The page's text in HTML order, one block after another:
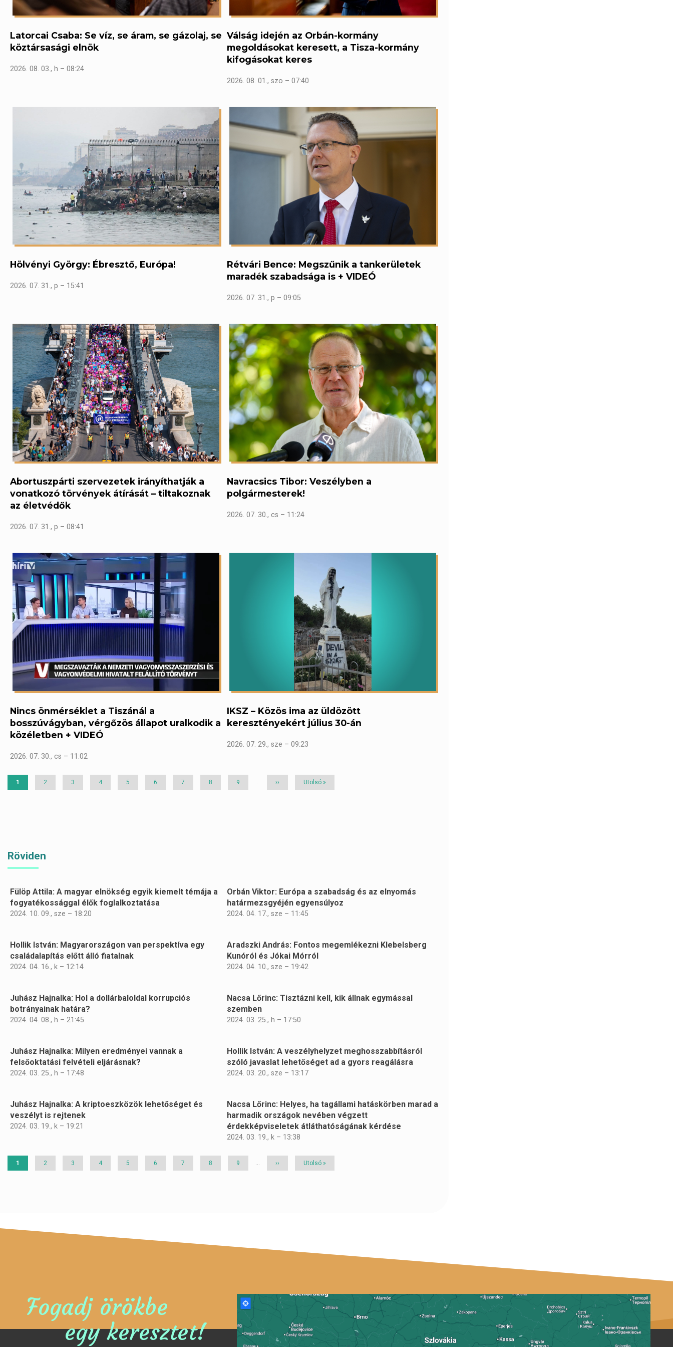
Latorcai Csaba: Se víz, se áram, se gázolaj, se
köztársasági elnök
2026. 08. 03., h – 08:24
Válság idején az Orbán-kormány
megoldásokat keresett, a Tisza-kormány
kifogásokat keres
2026. 08. 01., szo – 07:40
Hölvényi György: Ébresztő, Európa!
2026. 07. 31., p – 15:41
Rétvári Bence: Megszűnik a tankerületek
maradék szabadsága is + VIDEÓ
2026. 07. 31., p – 09:05
Abortuszpárti szervezetek irányíthatják a
vonatkozó törvények átírását – tiltakoznak
az életvédők
2026. 07. 31., p – 08:41
Navracsics Tibor: Veszélyben a
polgármesterek!
2026. 07. 30., cs – 11:24
Nincs önmérséklet a Tiszánál a
bosszúvágyban, vérgőzös állapot uralkodik a
közéletben + VIDEÓ
2026. 07. 30., cs – 11:02
IKSZ – Közös ima az üldözött
keresztényekért július 30-án
2026. 07. 29., sze – 09:23
Jelenlegi
1 Page
2 Page
3 Page
4 Page
5 Page
6 Page
7 Page
8 Page
9
Következő
››
Utolsó
Utolsó »
Röviden
Fülöp Attila: A magyar elnökség egyik kiemelt témája a
fogyatékossággal élők foglalkoztatása
2024. 10. 09., sze – 18:20
Orbán Viktor: Európa a szabadság és az elnyomás
határmezsgyéjén egyensúlyoz
2024. 04. 17., sze – 11:45
Hollik István: Magyarországon van perspektíva egy
családalapítás előtt álló fiatalnak
2024. 04. 16., k – 12:14
Aradszki András: Fontos megemlékezni Klebelsberg
Kunóról és Jókai Mórról
2024. 04. 10., sze – 19:42
Juhász Hajnalka: Hol a dollárbaloldal korrupciós
botrányainak határa?
2024. 04. 08., h – 21:45
Nacsa Lőrinc: Tisztázni kell, kik állnak egymással
szemben
2024. 03. 25., h – 17:50
Juhász Hajnalka: Milyen eredményei vannak a
felsőoktatási felvételi eljárásnak?
2024. 03. 25., h – 17:48
Hollik István: A veszélyhelyzet meghosszabbításról
szóló javaslat lehetőséget ad a gyors reagálásra
2024. 03. 20., sze – 13:17
Juhász Hajnalka: A kriptoeszközök lehetőséget és
veszélyt is rejtenek
2024. 03. 19., k – 19:21
Nacsa Lőrinc: Helyes, ha tagállami hatáskörben marad a
harmadik országok nevében végzett
érdekképviseletek átláthatóságának kérdése
2024. 03. 19., k – 13:38
Oldalszámozás
Jelenlegi
oldal
1 Page
2 Page
3 Page
4 Page
5 Page
6 Page
7 Page
8 Page
9 …
Következő
oldal
››
Utolsó
oldal
Utolsó »
Fogadj örökbe
egy keresztet!